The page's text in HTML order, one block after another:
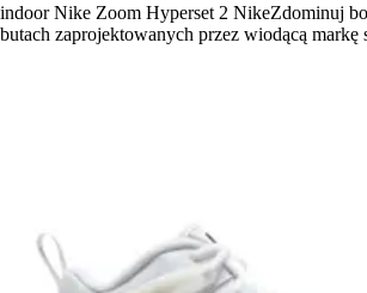
indoor Nike Zoom Hyperset 2 NikeZdominuj
butach zaprojektowanych przez wiodącą markę